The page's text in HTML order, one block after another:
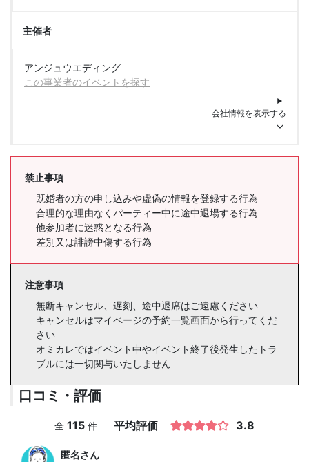
主催者
アンジュウエディング
この事業者のイベントを探す
会社情報を表示する
禁止事項
既婚者の方の申し込みや虚偽の情報を登録する行為
合理的な理由なくパーティー中に途中退場する行為
他参加者に迷惑となる行為
差別又は誹謗中傷する行為
注意事項
無断キャンセル、遅刻、途中退席はご遠慮ください
キャンセルはマイページの予約一覧画面から行ってくだ
さい
オミカレではイベント中やイベント終了後発生したトラ
ブルには一切関与いたしません
口コミ・評価
全 115 件 平均評価 3.8
匿名さん